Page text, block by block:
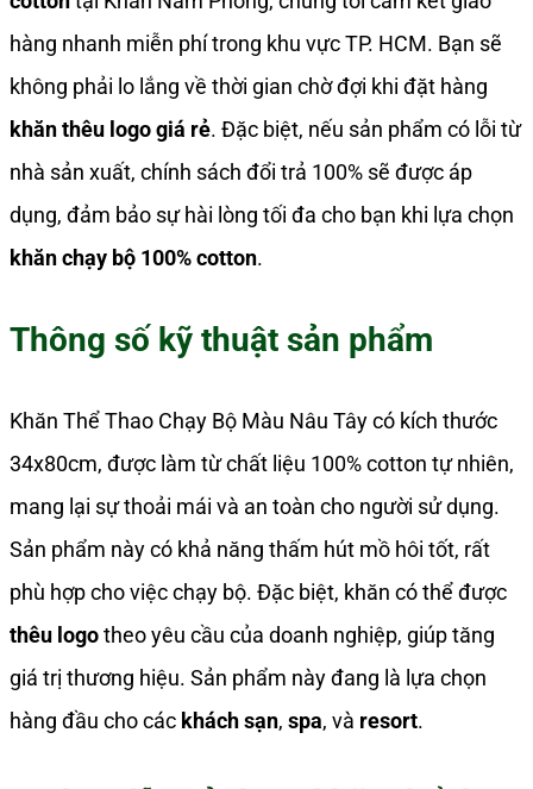
hàng nhanh miễn phí trong khu vực TP. HCM. Bạn sẽ
không phải lo lắng về thời gian chờ đợi khi đặt hàng
khăn thêu logo giá rẻ. Đặc biệt, nếu sản phẩm có lỗi từ
nhà sản xuất, chính sách đổi trả 100% sẽ được áp
dụng, đảm bảo sự hài lòng tối đa cho bạn khi lựa chọn
khăn chạy bộ 100% cotton.
Thông số kỹ thuật sản phẩm
Khăn Thể Thao Chạy Bộ Màu Nâu Tây có kích thước
34x80cm, được làm từ chất liệu 100% cotton tự nhiên,
mang lại sự thoải mái và an toàn cho người sử dụng.
Sản phẩm này có khả năng thấm hút mồ hôi tốt, rất
phù hợp cho việc chạy bộ. Đặc biệt, khăn có thể được
thêu logotheo yêu cầu của doanh nghiệp, giúp tăng
giá trị thương hiệu. Sản phẩm này đang là lựa chọn
hàng đầu cho các khách sạn, spa, và resort.